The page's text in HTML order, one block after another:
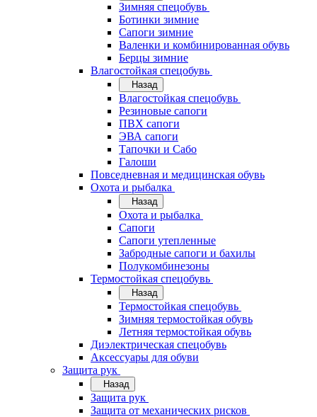
Зимняя спецобувь
Ботинки зимние
Сапоги зимние
Валенки и комбинированная обувь
Берцы зимние
Влагостойкая спецобувь
Назад
Влагостойкая спецобувь
Резиновые сапоги
ПВХ сапоги
ЭВА сапоги
Тапочки и Сабо
Галоши
Повседневная и медицинская обувь
Охота и рыбалка
Назад
Охота и рыбалка
Сапоги
Сапоги утепленные
Забродные сапоги и бахилы
Полукомбинезоны
Термостойкая спецобувь
Назад
Термостойкая спецобувь
Зимняя термостойкая обувь
Летняя термостойкая обувь
Диэлектрическая спецобувь
Аксессуары для обуви
Защита рук
Назад
Защита рук
Защита от механических рисков